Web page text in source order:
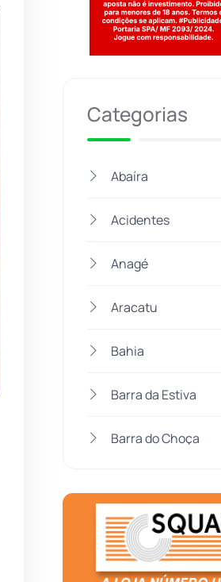
Categorias
Abaíra
Acidentes
Anagé
Aracatu
Bahia
Barra da Estiva
Barra do Choça
Bom Jesus da Lapa
Boquira